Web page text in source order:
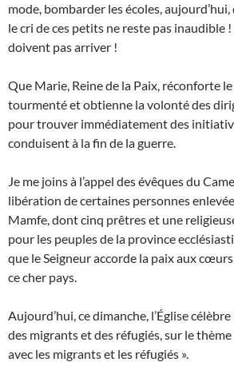
mode, bombarder les écoles,
le cri de ces petits ne reste pas inaudible
doivent pas arriver !
Que Marie, Reine de la Paix, réconforte
tourmenté et obtienne la volonté des
pour trouver immédiatement des
conduisent à la fin de la guerre.
Je me joins à l’appel des évêques du
libération de certaines personnes
Mamfe, dont cinq prêtres et une
pour les peuples de la province
que le Seigneur accorde la paix aux
ce cher pays.
Aujourd’hui, ce dimanche, l’Église
des migrants et des réfugiés, sur le
avec les migrants et les réfugiés ».